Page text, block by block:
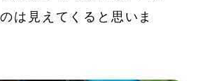
は見えてくると思いま